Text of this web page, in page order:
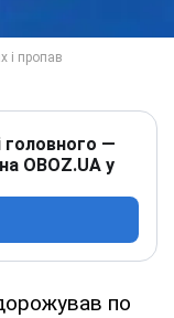
головного —
OBOZ.UA у
по